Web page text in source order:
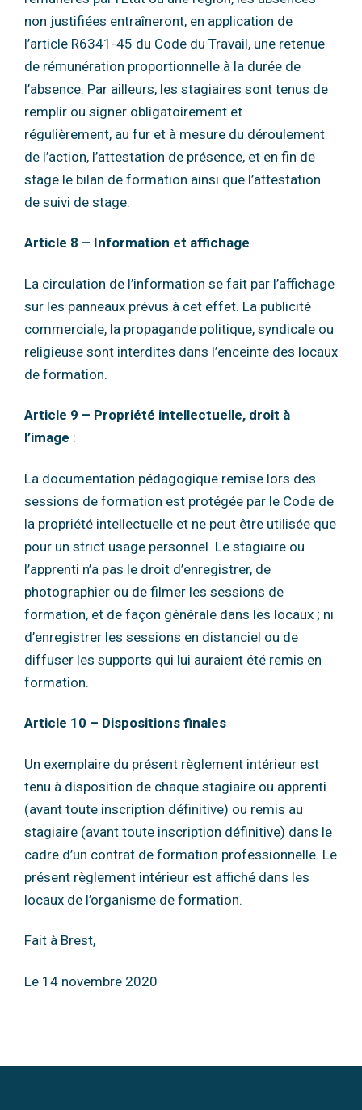
non justifiées entraîneront, en application de
l’article R6341-45 du Code du Travail, une retenue
de rémunération proportionnelle à la durée de
l’absence. Par ailleurs, les stagiaires sont tenus de
remplir ou signer obligatoirement et
régulièrement, au fur et à mesure du déroulement
de l’action, l’attestation de présence, et en fin de
stage le bilan de formation ainsi que l’attestation
de suivi de stage.
Article 8 – Information et affichage
La circulation de l’information se fait par l’affichage
sur les panneaux prévus à cet effet. La publicité
commerciale, la propagande politique, syndicale ou
religieuse sont interdites dans l’enceinte des locaux
de formation.
Article 9 – Propriété intellectuelle, droit à
l’image :
La documentation pédagogique remise lors des
sessions de formation est protégée par le Code de
la propriété intellectuelle et ne peut être utilisée que
pour un strict usage personnel. Le stagiaire ou
l’apprenti n’a pas le droit d’enregistrer, de
photographier ou de filmer les sessions de
formation, et de façon générale dans les locaux ; ni
d’enregistrer les sessions en distanciel ou de
diffuser les supports qui lui auraient été remis en
formation.
Article 10 – Dispositions finales
Un exemplaire du présent règlement intérieur est
tenu à disposition de chaque stagiaire ou apprenti
(avant toute inscription définitive) ou remis au
stagiaire (avant toute inscription définitive) dans le
cadre d’un contrat de formation professionnelle. Le
présent règlement intérieur est affiché dans les
locaux de l’organisme de formation.
Fait à Brest,
Le 14 novembre 2020